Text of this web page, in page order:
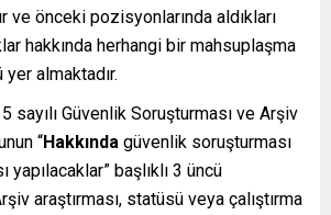
ve önceki pozisyonlarında aldıkları
hakkında herhangi bir mahsuplaşma
yer almaktadır.
sayılı Güvenlik Soruşturması ve Arşiv
“Hakkında güvenlik soruşturması
yapılacaklar” başlıklı 3 üncü
araştırması, statüsü veya çalıştırma